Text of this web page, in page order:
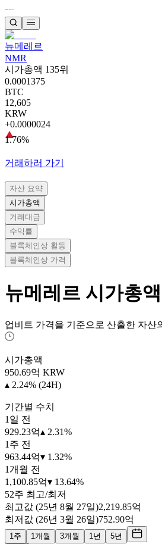
뉴메레르
NMR
시가총액 135위
0.0001375
BTC
12,605
KRW
+0.0000024
1.76%
거래하러 가기
자산 요약
시가총액
거래대금
수익률
블록체인상 활동
블록체인상 가격
뉴메레르 시가총액
업비트 가격을 기준으로 산출한 자산
시가총액
950.69억 KRW
▴ 2.24% (24H)
기간별 수치
1일 전
929.23억▴ 2.31%
1주 전
963.44억▾ 1.32%
1개월 전
1,100.85억▾ 13.64%
52주 최고/최저
최고값 (25년 8월 27일)2,219.85억
최저값 (26년 3월 26일)752.90억
1주 1개월 3개월 1년 5년